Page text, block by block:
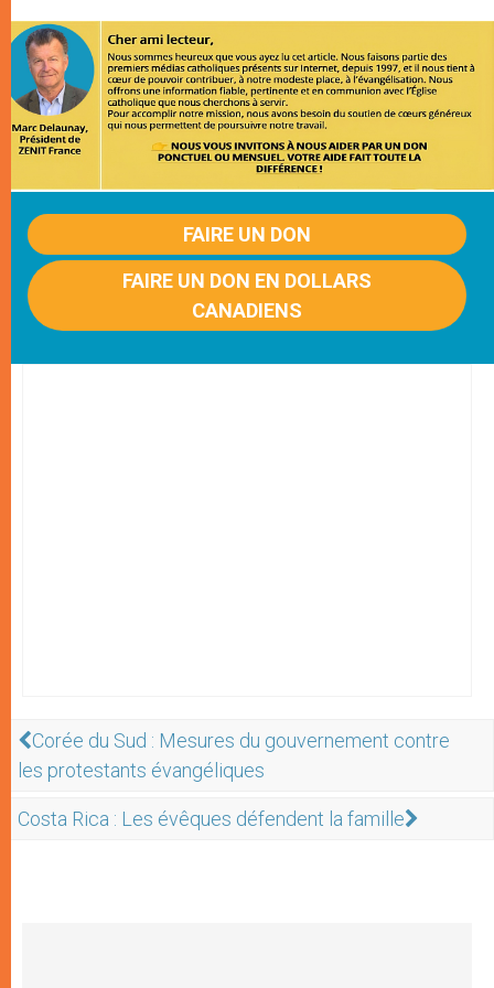
FAIRE UN DON
FAIRE UN DON EN DOLLARS
CANADIENS
Corée du Sud : Mesures du gouvernement contre
les protestants évangéliques
Costa Rica : Les évêques défendent la famille